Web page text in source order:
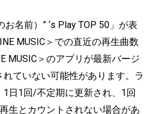
名前）” ‘s Play TOP 50」が表
MUSIC＞での直近の再生曲数
MUSIC＞のアプリが最新バージ
れていない可能性があります。ラ
1日1回/不定期に更新され、1回
生とカウントされない場合があ